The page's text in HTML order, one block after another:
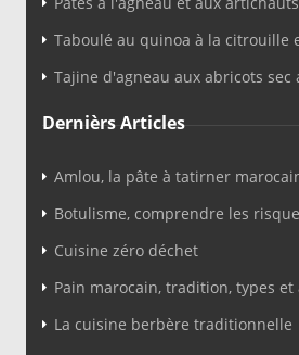
Taboulé au quinoa à la citrouille
Tajine d'agneau aux abricots sec
Dernièrs Articles
Amlou, la pâte à tatirner
Botulisme, comprendre les
Cuisine zéro déchet
Pain marocain, tradition, types et
La cuisine berbère traditionnelle